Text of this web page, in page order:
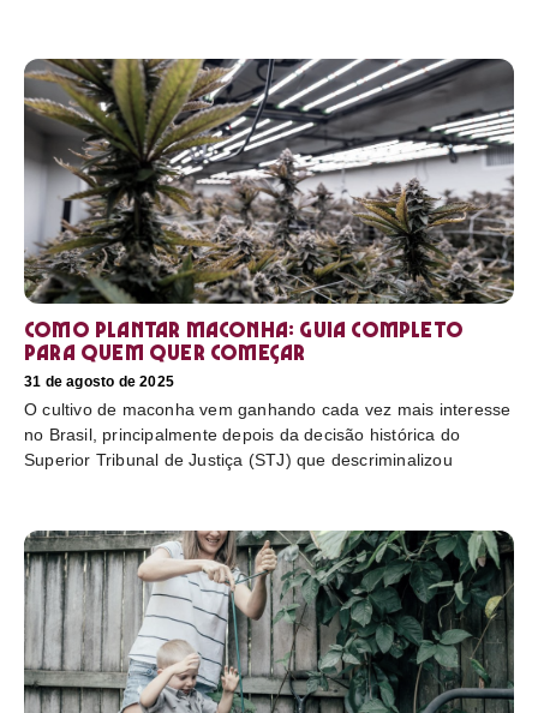
Como plantar maconha: guia completo
para quem quer começar
31 de agosto de 2025
O cultivo de maconha vem ganhando cada vez mais interesse
no Brasil, principalmente depois da decisão histórica do
Superior Tribunal de Justiça (STJ) que descriminalizou